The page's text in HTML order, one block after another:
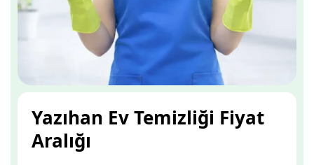
Yazıhan Ev Temizliği Fiyat
Aralığı